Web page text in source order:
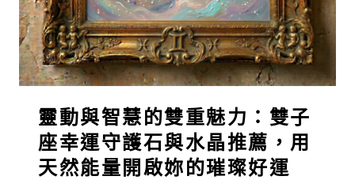
靈動與智慧的雙重魅力：雙子
座幸運守護石與水晶推薦，用
天然能量開啟妳的璀璨好運